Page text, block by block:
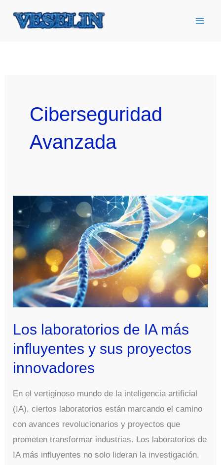
Ciberseguridad
Avanzada
Los laboratorios de IA más
influyentes y sus proyectos
innovadores
En el vertiginoso mundo de la inteligencia artificial
(IA), ciertos laboratorios están marcando el camino
con avances revolucionarios y proyectos que
prometen transformar industrias. Los laboratorios de
IA más influyentes no solo lideran la investigación,